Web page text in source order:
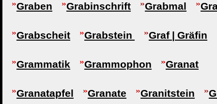
Graben Grabinschrift Grabmal
Grabscheit Grabstein Graf | Gräfin
Grammatik Grammophon Granat
Granatapfel Granate Granitstein